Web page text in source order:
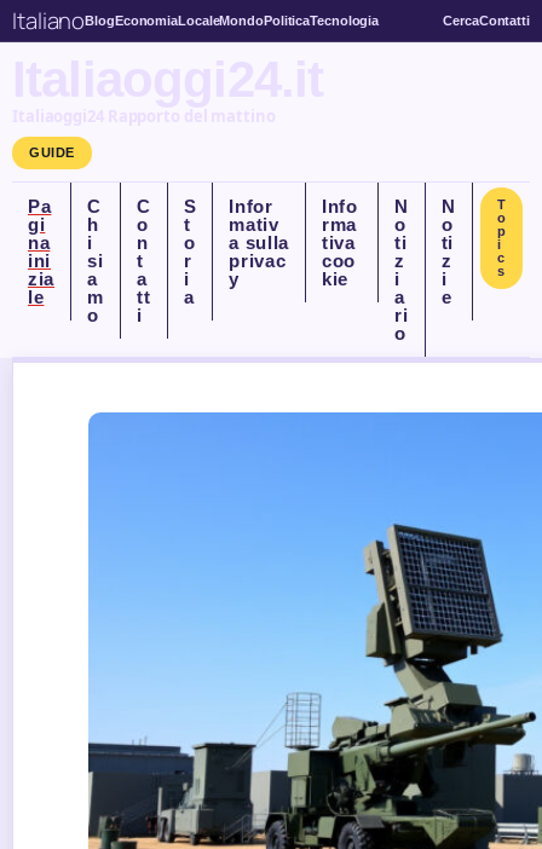
ItalianoBlogEconomiaLocaleMondoPoliticaTecnologia CercaContatti
Italiaoggi24.it
Italiaoggi24 Rapporto del mattino
GUIDE
Pa
gi
na
ini
zia
le
C
h
i
si
a
m
o
C
o
n
t
a
tt
i
S
t
o
r
i
a
Infor
mativ
a sulla
privac
y
Info
rma
tiva
coo
kie
N
o
ti
z
i
a
ri
o
N
o
ti
z
i
e
T
o
p
i
c
s